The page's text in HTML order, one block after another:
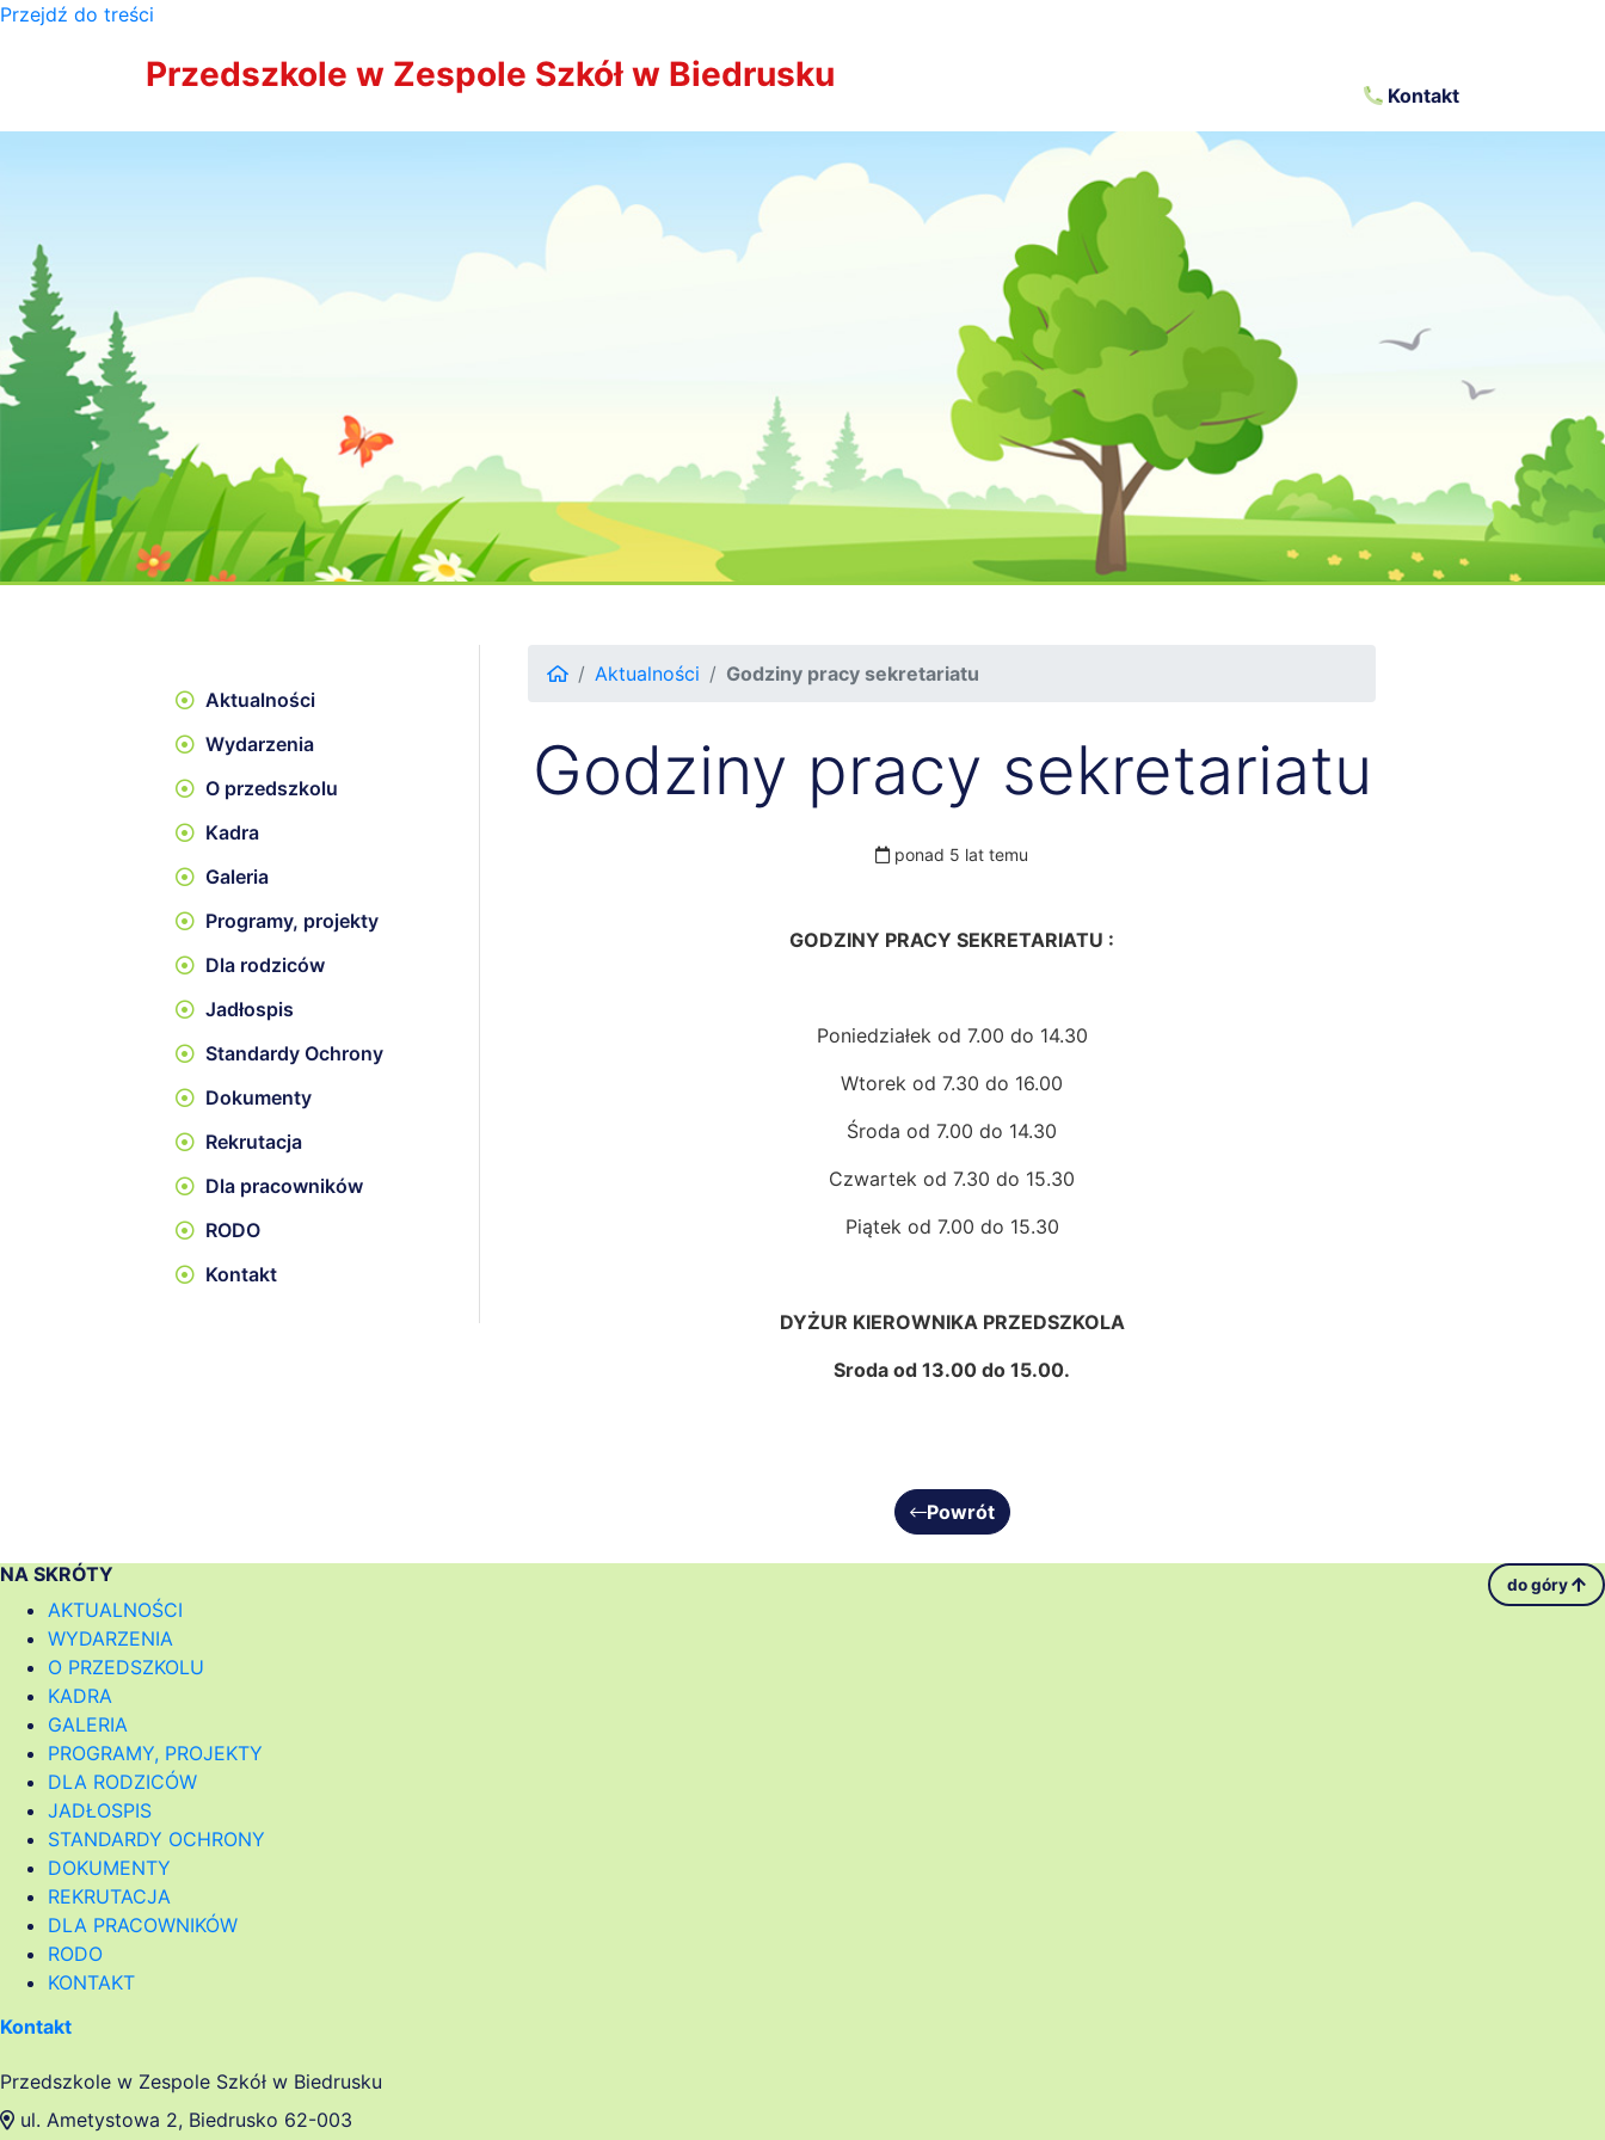
Przejdź do treści
Kontakt
Przedszkole w Zespole Szkół w Biedrusku
Aktualności
Wydarzenia
O przedszkolu
Kadra
Galeria
Programy, projekty
Dla rodziców
Jadłospis
Standardy Ochrony
Dokumenty
Rekrutacja
Dla pracowników
RODO
Kontakt
Aktualności Godziny pracy sekretariatu
Godziny pracy sekretariatu
ponad 5 lat temu
GODZINY PRACY SEKRETARIATU :
Poniedziałek od 7.00 do 14.30
Wtorek od 7.30 do 16.00
Środa od 7.00 do 14.30
Czwartek od 7.30 do 15.30
Piątek od 7.00 do 15.30
DYŻUR KIEROWNIKA PRZEDSZKOLA
Sroda od 13.00 do 15.00.
Powrót
NA SKRÓTY do góry
AKTUALNOŚCI
WYDARZENIA
O PRZEDSZKOLU
KADRA
GALERIA
PROGRAMY, PROJEKTY
DLA RODZICÓW
JADŁOSPIS
STANDARDY OCHRONY
DOKUMENTY
REKRUTACJA
DLA PRACOWNIKÓW
RODO
KONTAKT
Kontakt
Przedszkole w Zespole Szkół w Biedrusku
ul. Ametystowa 2, Biedrusko 62-003